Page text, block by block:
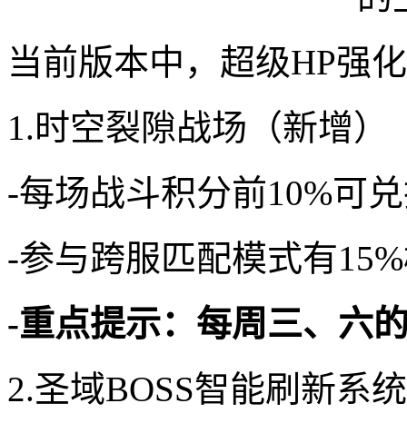
当前版本中，超级HP强
1.时空裂隙战场（新增）
-每场战斗积分前10%可
-参与跨服匹配模式有
-重点提示：每周三、六
2.圣域BOSS智能刷新系统